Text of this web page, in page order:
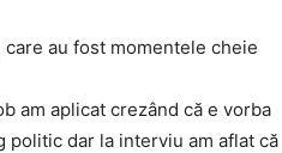
au fost momentele cheie
am aplicat crezând că e vorba
politic dar la interviu am aflat că